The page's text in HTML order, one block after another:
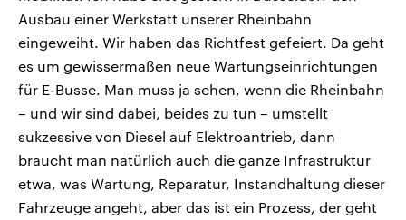
Ausbau einer Werkstatt unserer Rheinbahn
eingeweiht. Wir haben das Richtfest gefeiert. Da geht
es um gewissermaßen neue Wartungseinrichtungen
für E-Busse. Man muss ja sehen, wenn die Rheinbahn
– und wir sind dabei, beides zu tun – umstellt
sukzessive von Diesel auf Elektroantrieb, dann
braucht man natürlich auch die ganze Infrastruktur
etwa, was Wartung, Reparatur, Instandhaltung dieser
Fahrzeuge angeht, aber das ist ein Prozess, der geht